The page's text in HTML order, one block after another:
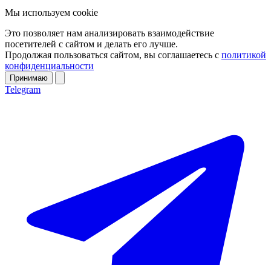
Мы используем cookie
Это позволяет нам анализировать взаимодействие
посетителей с сайтом и делать его лучше.
Продолжая пользоваться сайтом, вы соглашаетесь с политикой
конфиденциальности
Принимаю
Telegram